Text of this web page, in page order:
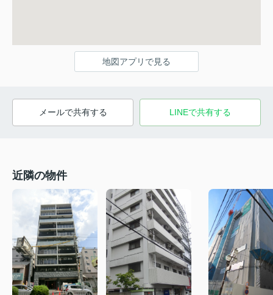
地図アプリで見る
メールで共有する LINEで共有する
近隣の物件